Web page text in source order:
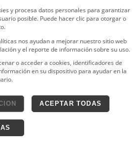
Aviso legal
Condiciones generales
y procesa datos personales para garantizar
posible. Puede hacer clic para otorgar o
nos ayudan a mejorar nuestro sitio web
y el reporte de información sobre su uso.
o acceder a cookies, identificadores de
en su dispositivo para ayudar en la
ACEPTAR TODAS